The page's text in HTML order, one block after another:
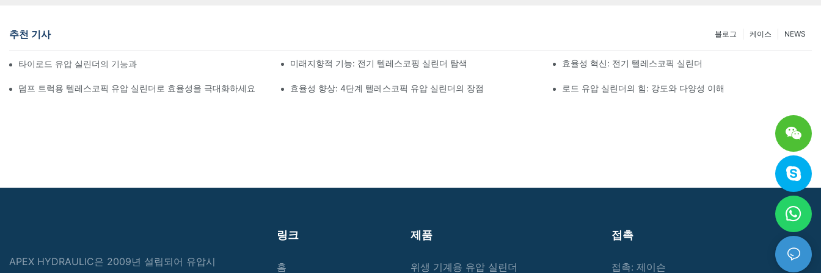
추천 기사 NEWS
케이스
블로그
타이로드 유압 실린더의 기능과 중요성 이해 미래지향적 기능: 전기 텔레스코핑 실린더 탐색 효율성 혁신: 전기 텔레스코픽 실린더
덤프 트럭용 텔레스코픽 유압 실린더로 효율성을 극대화하세요 효율성 향상: 4단계 텔레스코픽 유압 실린더의 장점 로드 유압 실린더의 힘: 강도와 다양성 이해
APEX HYDRAULIC은 2009년 설립되어 유압시
링크
홈
제품
위생 기계용 유압 실린더
접촉
접촉: 제이슨